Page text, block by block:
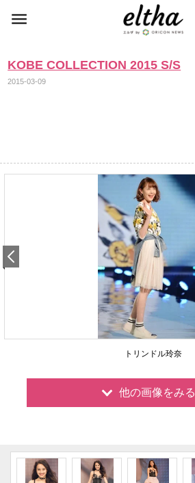
KOBE COLLECTION 2015 S/S
2015-03-09
トリンドル玲奈
他の画像をみる